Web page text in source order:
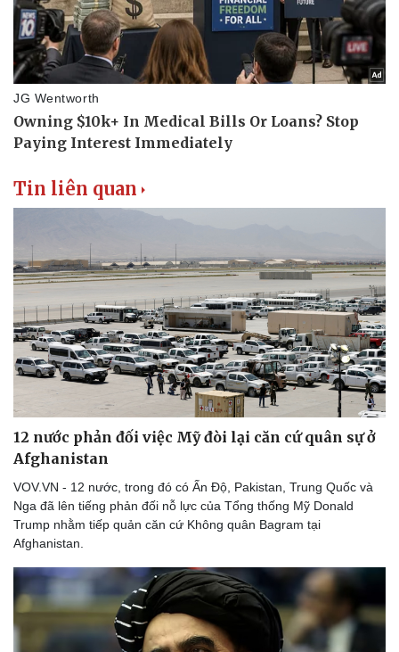
Thể thao
Bóng đá
Lịch thi đấu bóng đá
Thế giới thể thao
eSports
Hậu trường
Ô tô - Xe máy
Ô tô
Xe máy
Tư vấn
Tin liên quan
12 nước phản đối việc Mỹ đòi lại căn cứ quân sự ở
Afghanistan
VOV.VN - 12 nước, trong đó có Ấn Độ, Pakistan, Trung Quốc và
Nga đã lên tiếng phản đối nỗ lực của Tổng thống Mỹ Donald
Trump nhằm tiếp quản căn cứ Không quân Bagram tại
Afghanistan.